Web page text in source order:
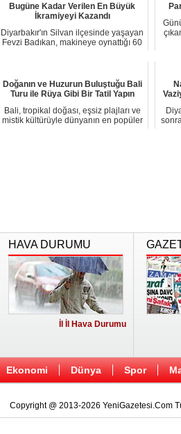
Bugüne Kadar Verilen En Büyük
İkramiyeyi Kazandı
Diyarbakır'ın Silvan ilçesinde yaşayan
Fevzi Badıkan, makineye oynattığı 60
Doğanın ve Huzurun Buluştuğu Bali
Turu ile Rüya Gibi Bir Tatil Yapın
Bali, tropikal doğası, eşsiz plajları ve
mistik kültürüyle dünyanın en popüler
HAVA DURUMU
İl İl Hava Durumu
Ekonomi Dünya Spor
Copyright @ 2013-2026 YeniGazetesi.Com